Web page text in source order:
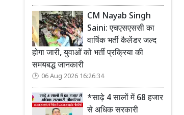
CM Nayab Singh
Saini: एचएसएससी का
वार्षिक भर्ती कैलेंडर जल्द
होगा जारी, युवाओं को भर्ती प्रक्रिया की
समयबद्ध जानकारी
06 Aug 2026 16:26:34
*साढ़े 4 सालों में 68 हजार
से अधिक सरकारी